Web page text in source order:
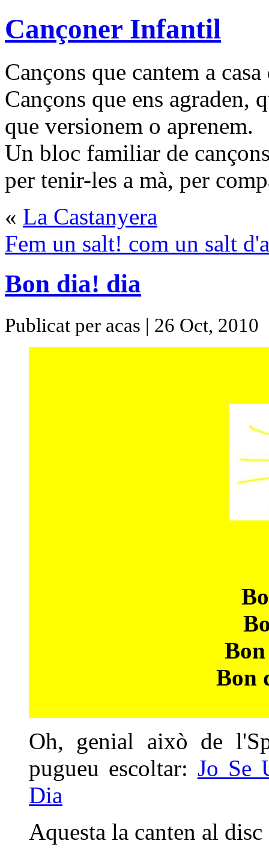
Cançoner Infantil
Cançons que cantem a
Cançons que ens agraden,
que versionem o aprenem.
Un bloc familiar de
per tenir-les a mà, per
« La Castanyera
Fem un salt! com un salt
Bon dia! dia
Publicat per acas | 26 Oct, 2010
Bon
Oh, genial això de
pugueu escoltar: Jo Se
Dia
Aquesta la canten al